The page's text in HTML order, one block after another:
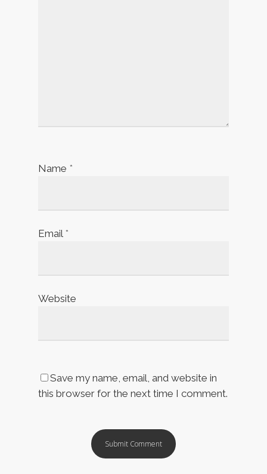
Name *
Email *
Website
Save my name, email, and website in
this browser for the next time I comment.